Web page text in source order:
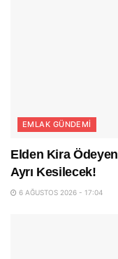
EMLAK GÜNDEMI
Elden Kira
Ayrı Kesilecek!
6 AĞUSTOS 2026 - 17:04